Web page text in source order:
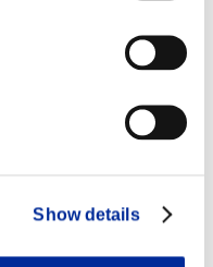
Show details